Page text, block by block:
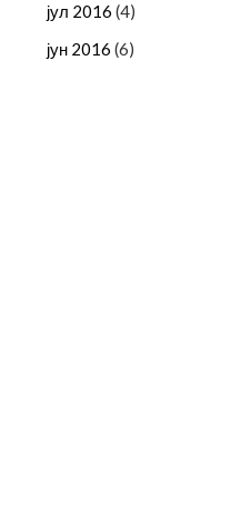
јул 2016 (4)
јун 2016 (6)